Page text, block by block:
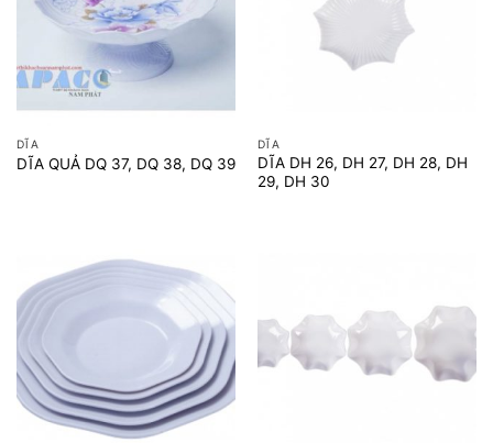
DĨA
DĨA QUẢ DQ 37, DQ 38, DQ 39
DĨA
DĨA DH 26, DH 27, DH 28, DH
29, DH 30